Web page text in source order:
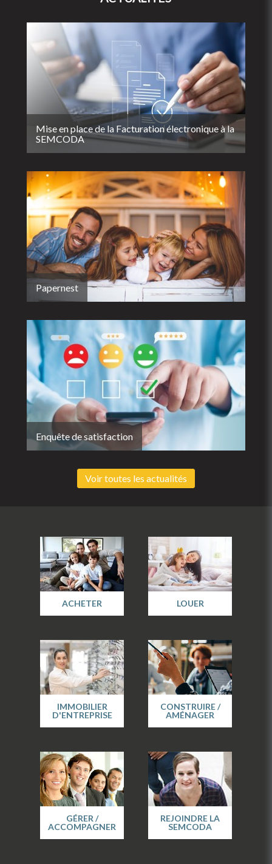
Mise en place de la Facturation électronique à la
SEMCODA
Papernest
Enquête de satisfaction
Voir toutes les actualités
ACHETER LOUER
IMMOBILIER
D'ENTREPRISE
CONSTRUIRE /
AMÉNAGER
GÉRER /
ACCOMPAGNER
REJOINDRE LA
SEMCODA